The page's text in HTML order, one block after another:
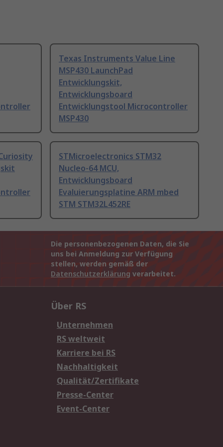
Texas Instruments Value Line
MSP430 LaunchPad
Entwicklungskit,
Entwicklungsboard
Entwicklungstool Microcontroller
MSP430
STMicroelectronics STM32
Nucleo-64 MCU,
Entwicklungsboard
Evaluierungsplatine ARM mbed
STM STM32L452RE
Die personenbezogenen Daten, die Sie
uns bei Anmeldung zur Verfügung
stellen, werden gemäß der
Datenschutzerklärung verarbeitet.
Über RS
Unternehmen
RS weltweit
Karriere bei RS
Nachhaltigkeit
Qualität/Zertifikate
Presse-Center
Event-Center